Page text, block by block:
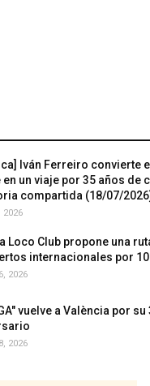
Iván Ferreiro convierte
en un viaje por 35 años de
compartida (18/07/
2026
Loco Club propone una
internacionales por
2026
vuelve a València por su
2026